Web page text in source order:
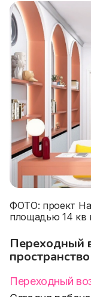
ФОТО: проект
площадью 14 кв
Переходный
Переходный